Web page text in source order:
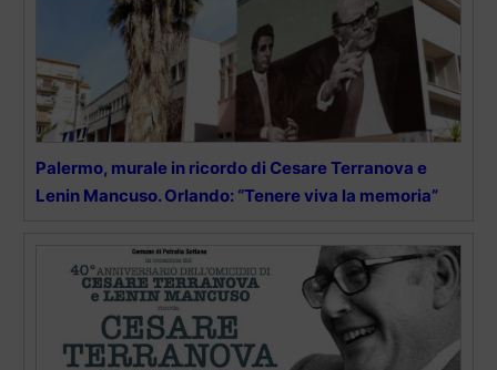
Palermo, murale in ricordo di Cesare Terranova e
Lenin Mancuso. Orlando: “Tenere viva la memoria”